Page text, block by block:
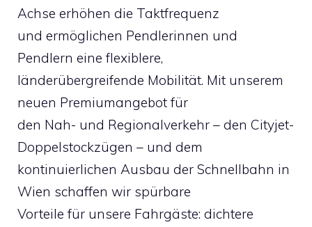
Achse erhöhen die Taktfrequenz
und ermöglichen Pendlerinnen und
Pendlern eine flexiblere,
länderübergreifende Mobilität. Mit unserem
neuen Premiumangebot für
den Nah- und Regionalverkehr – den Cityjet-
Doppelstockzügen – und dem
kontinuierlichen Ausbau der Schnellbahn in
Wien schaffen wir spürbare
Vorteile für unsere Fahrgäste: dichtere